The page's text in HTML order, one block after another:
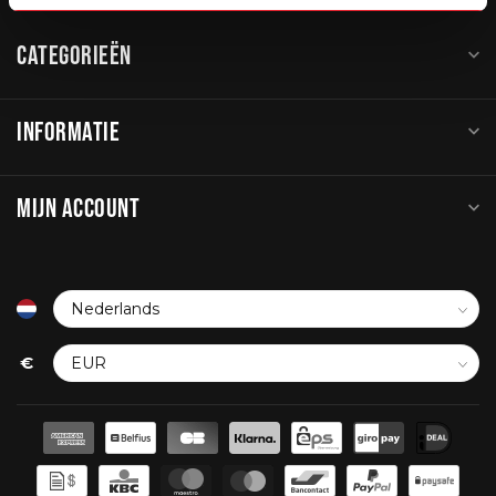
CATEGORIEËN
INFORMATIE
MIJN ACCOUNT
€